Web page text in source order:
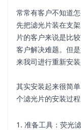
常常有客户不知道
先把滤光片装在支
片的客户来说是比
客户解决难题。但
来我司进行重新安
其实安装起来很简
个滤光片的安装过
1. 准备工具：荧光